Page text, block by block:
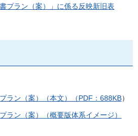
プラン（案）」に係る反映新旧表
ラン（案）（本文）（PDF：688KB）
ラン（案）（概要版体系イメージ）